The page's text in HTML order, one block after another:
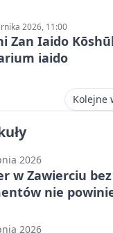
2026, 11:00
Zan Iaido
iaido
Kolejne
2026
w Zawierciu
nie
2026